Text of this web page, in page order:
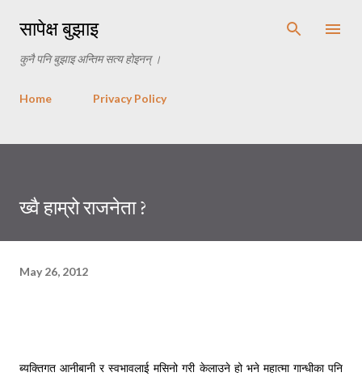
सापेक्ष बुझाइ
कुनै पनि बुझाइ अन्तिम सत्य होइनन् ।
Home Privacy Policy
ख्वै हाम्रो राजनेता ?
May 26, 2012
ब्यक्तिगत आनीबानी र स्वभावलाई मसिनो गरी केलाउने हो भने महात्मा गान्धीका पनि